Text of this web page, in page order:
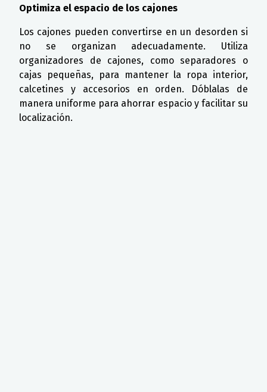
Optimiza el espacio de los cajones
Los cajones pueden convertirse en un desorden si
no se organizan adecuadamente. Utiliza
organizadores de cajones, como separadores o
cajas pequeñas, para mantener la ropa interior,
calcetines y accesorios en orden. Dóblalas de
manera uniforme para ahorrar espacio y facilitar su
localización.